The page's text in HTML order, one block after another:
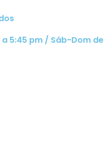
5:45 pm / Sáb-Dom de